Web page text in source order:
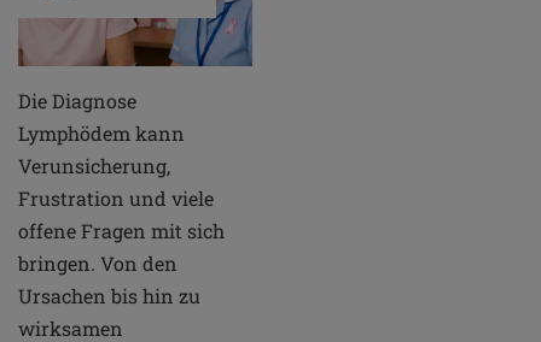
Die Diagnose
Lymphödem kann
Verunsicherung,
Frustration und viele
offene Fragen mit sich
bringen. Von den
Ursachen bis hin zu
wirksamen